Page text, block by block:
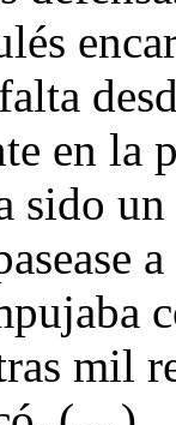
en la
sido
mil